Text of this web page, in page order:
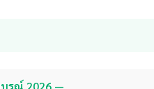
รณ์ 2026 —